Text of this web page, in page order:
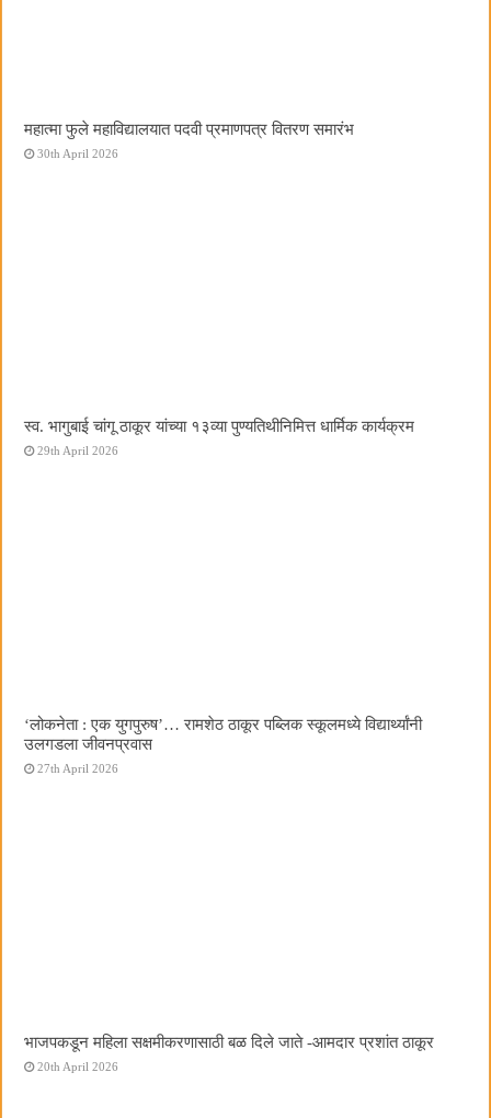
महात्मा फुले महाविद्यालयात पदवी प्रमाणपत्र वितरण समारंभ
30th April 2026
स्व. भागुबाई चांगू ठाकूर यांच्या १३व्या पुण्यतिथीनिमित्त धार्मिक कार्यक्रम
29th April 2026
‌‘लोकनेता : एक युगपुरुष‌’… रामशेठ ठाकूर पब्लिक स्कूलमध्ये विद्यार्थ्यांनी
उलगडला जीवनप्रवास
27th April 2026
भाजपकडून महिला सक्षमीकरणासाठी बळ दिले जाते -आमदार प्रशांत ठाकूर
20th April 2026